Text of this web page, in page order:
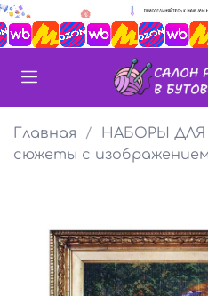
Главная НАБОРЫ
сюжеты с